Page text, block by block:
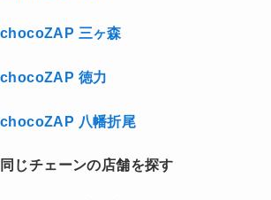
chocoZAP 三ヶ森
chocoZAP 徳力
chocoZAP 八幡折尾
同じチェーンの店舗を探す